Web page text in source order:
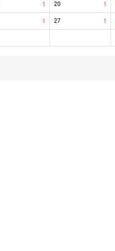
1 1
20
1 1
27